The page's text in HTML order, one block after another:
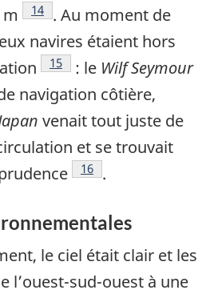
Note de bas de page
14 . Au moment de
navires étaient hors
Note de bas de page
15 : le Wilf Seymour
navigation côtière,
venait tout juste de
et se trouvait
Note de bas de page
16 .
le ciel était clair et les
l’ouest-sud-ouest à une